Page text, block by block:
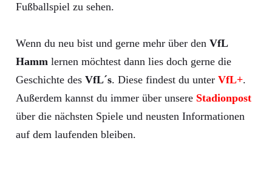
Fußballspiel zu sehen.
Wenn du neu bist und gerne mehr über den VfL
Hamm lernen möchtest dann lies doch gerne die
Geschichte des VfL´s. Diese findest du unter VfL+.
Außerdem kannst du immer über unsere Stadionpost
über die nächsten Spiele und neusten Informationen
auf dem laufenden bleiben.